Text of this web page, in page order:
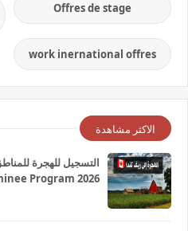
Offres de stage
work inernational offres
الاكثر مشاهدة
Program 2026